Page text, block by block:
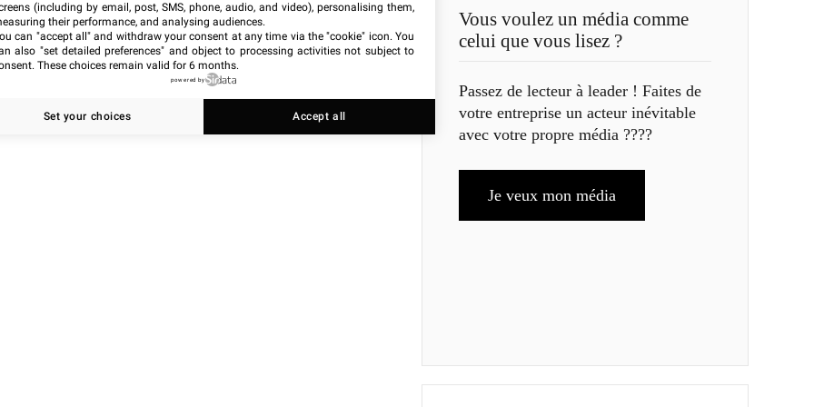
Vous voulez un média comme
celui que vous lisez ?
Passez de lecteur à leader ! Faites de
votre entreprise un acteur inévitable
avec votre propre média ????
Je veux mon média
(including by email, post, SMS, phone, audio, and video), personalising them,
their performance, and analysing audiences.
can "accept all" and withdraw your consent at any time via the "cookie" icon. You
also "set detailed preferences" and object to processing activities not subject to
These choices remain valid for 6 months.
powered by
Set your choices Accept all